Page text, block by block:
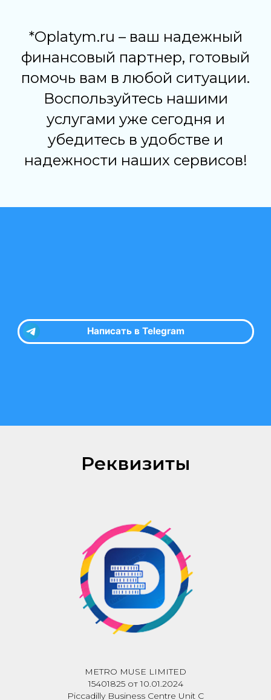
*Oplatym.ru – ваш надежный
финансовый партнер, готовый
помочь вам в любой ситуации.
Воспользуйтесь нашими
услугами уже сегодня и
убедитесь в удобстве и
надежности наших сервисов!
Реквизиты
METRO MUSE LIMITED
15401825 от 10.01.2024
Piccadilly Business Centre Unit C